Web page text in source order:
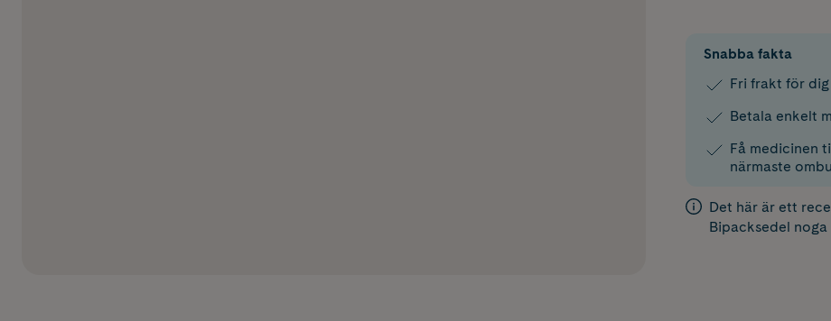
Snabba fakta
Fri frakt för
Betala enkelt
Få medicinen
närmaste
Det här är ett
Bipacksedel noga